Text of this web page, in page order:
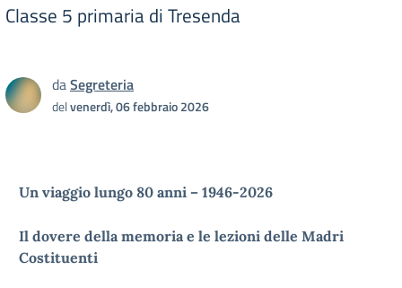
Classe 5 primaria di Tresenda
daSegreteria
delvenerdì, 06 febbraio 2026
Un viaggio lungo 80 anni – 1946-2026
Il dovere della memoria e le lezioni delle Madri
Costituenti